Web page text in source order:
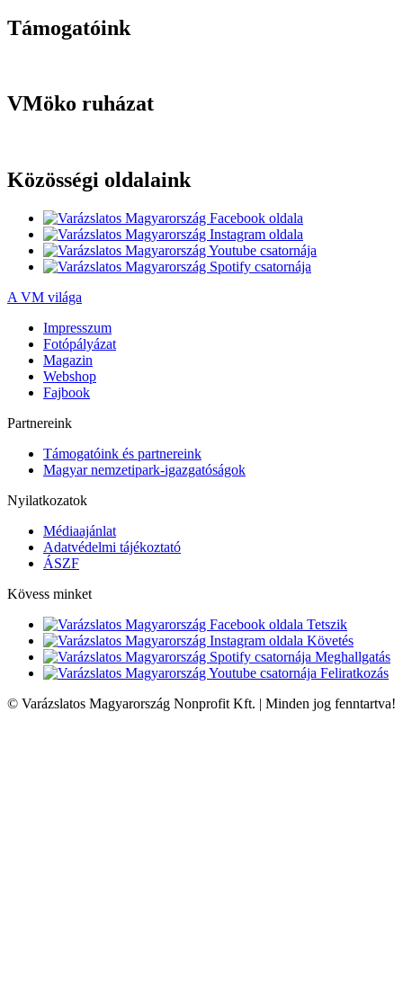
Támogatóink
VMöko ruházat
Közösségi oldalaink
A VM világa
Impresszum
Fotópályázat
Magazin
Webshop
Fajbook
Partnereink
Támogatóink és partnereink
Magyar nemzetipark-igazgatóságok
Nyilatkozatok
Médiaajánlat
Adatvédelmi tájékoztató
ÁSZF
Kövess minket
Tetszik
Követés
Meghallgatás
Feliratkozás
© Varázslatos Magyarország Nonprofit Kft. | Minden jog fenntartva!